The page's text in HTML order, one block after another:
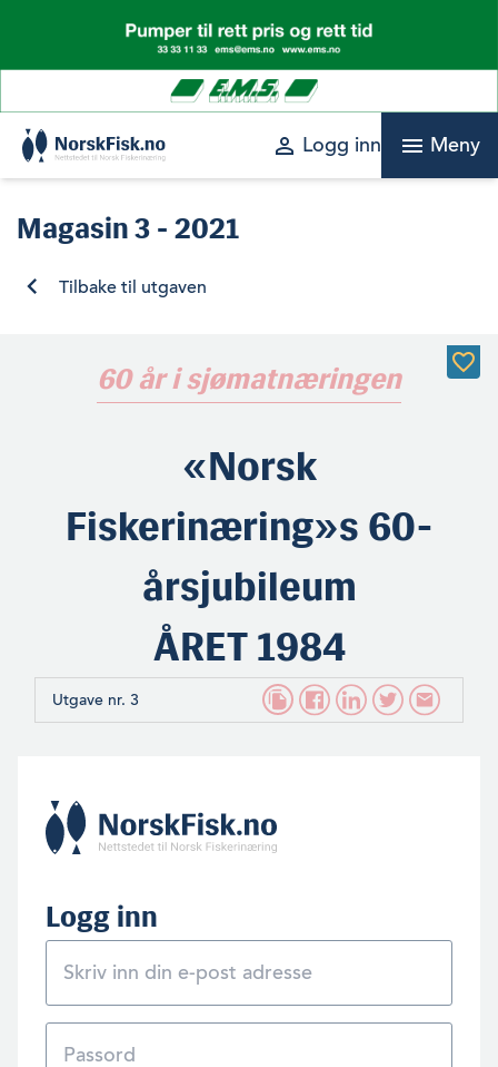
content
perm_identity Logg inn menu Meny
Magasin3 - 2021
Tilbake til utgaven
60 år i sjømatnæringen
«Norsk
Fiskerinæring»s 60-
årsjubileum
ÅRET 1984
Utgave nr. 3
Logg inn